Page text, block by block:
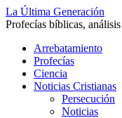
La Última Generación
Profecías bíblicas,
Arrebatamiento
Profecías
Ciencia
Noticias Cristianas
Persecución
Noticias